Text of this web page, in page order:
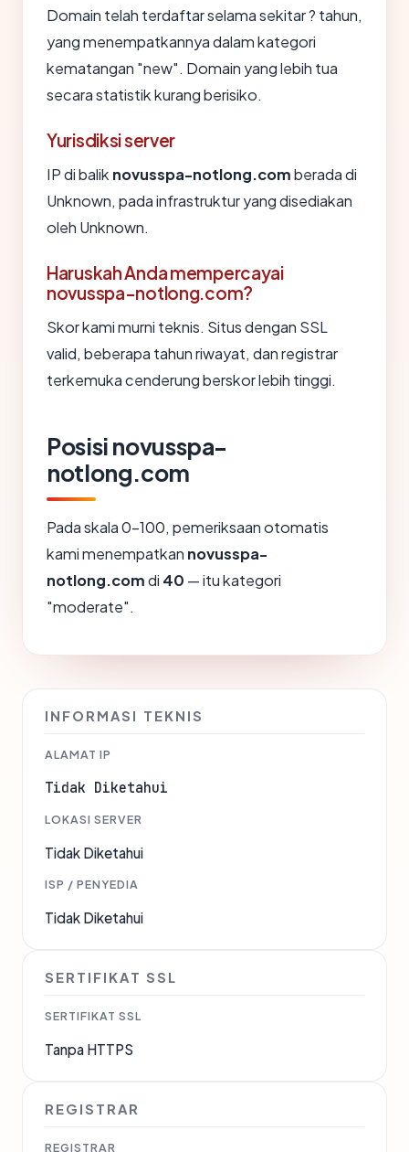
Domain telah terdaftar selama sekitar ? tahun,
yang menempatkannya dalam kategori
kematangan "new". Domain yang lebih tua
secara statistik kurang berisiko.
Yurisdiksi server
IP di balik novusspa-notlong.comberada di
Unknown, pada infrastruktur yang disediakan
oleh Unknown.
Haruskah Anda mempercayai
novusspa-notlong.com?
Skor kami murni teknis. Situs dengan SSL
valid, beberapa tahun riwayat, dan registrar
terkemuka cenderung berskor lebih tinggi.
Posisi novusspa-
notlong.com
Pada skala 0-100, pemeriksaan otomatis
kami menempatkan novusspa-
notlong.comdi 40 — itu kategori
"moderate".
INFORMASI TEKNIS
ALAMAT IP
Tidak Diketahui
LOKASI SERVER
Tidak Diketahui
ISP / PENYEDIA
Tidak Diketahui
SERTIFIKAT SSL
SERTIFIKAT SSL
Tanpa HTTPS
REGISTRAR
REGISTRAR